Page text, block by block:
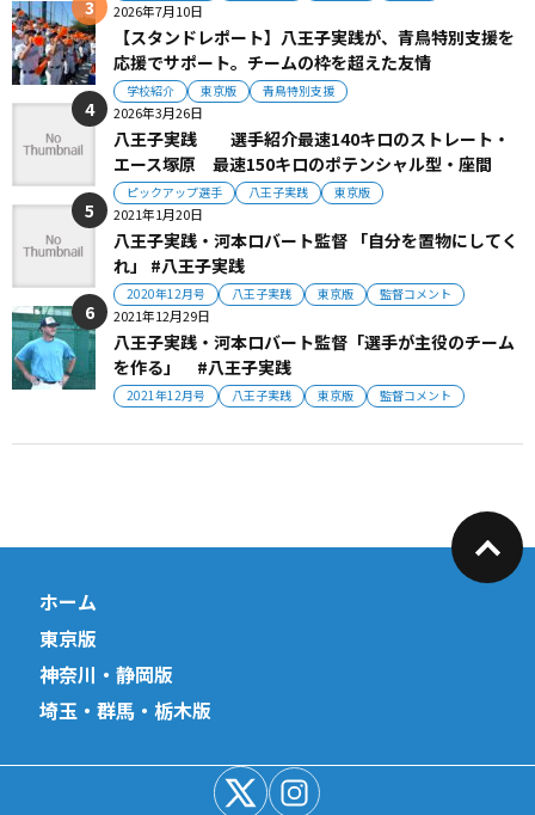
2026年7月10日
【スタンドレポート】八王子実践が、青鳥特別支援を
応援でサポート。チームの枠を超えた友情
学校紹介 東京版 青鳥特別支援
2026年3月26日
八王子実践 選手紹介最速140キロのストレート・
エース塚原 最速150キロのポテンシャル型・座間
ピックアップ選手 八王子実践 東京版
2021年1月20日
八王子実践・河本ロバート監督 「自分を置物にしてく
れ」 #八王子実践
2020年12月号 八王子実践 東京版 監督コメント
2021年12月29日
八王子実践・河本ロバート監督「選手が主役のチーム
を作る」 #八王子実践
2021年12月号 八王子実践 東京版 監督コメント
ホーム
東京版
神奈川・静岡版
埼玉・群馬・栃木版